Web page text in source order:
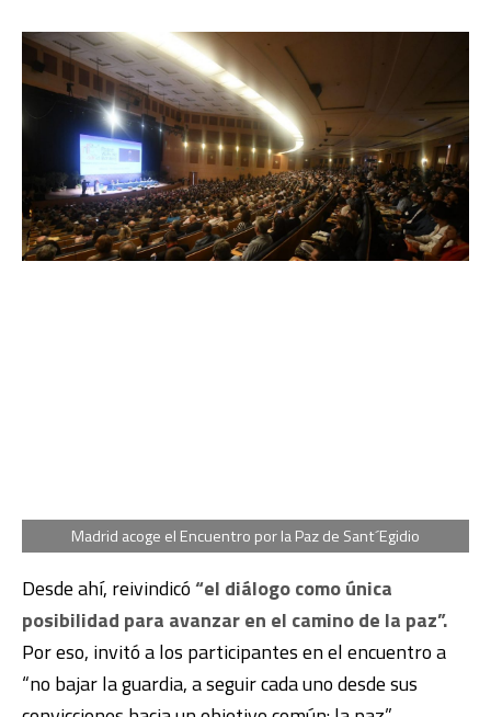
Madrid acoge el Encuentro por la Paz de Sant´Egidio
Desde ahí, reivindicó“el diálogo como única
posibilidad para avanzar en el camino de la paz”.
Por eso, invitó a los participantes en el encuentro a
“no bajar la guardia, a seguir cada uno desde sus